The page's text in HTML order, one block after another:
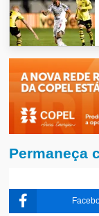
Permaneça